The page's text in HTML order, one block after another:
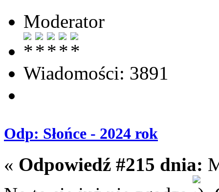
Moderator
Wiadomości: 3891
Odp: Słońce - 2024 rok
« Odpowiedź #215 dnia: